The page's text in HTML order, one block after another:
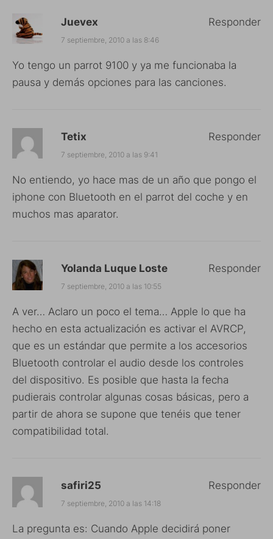
Juevex
7 septiembre, 2010 a las 8:46
Yo tengo un parrot 9100 y ya me funcionaba la
pausa y demás opciones para las canciones.
Responder
Tetix
7 septiembre, 2010 a las 9:41
No entiendo, yo hace mas de un año que pongo el
iphone con Bluetooth en el parrot del coche y en
muchos mas aparator.
Responder
Yolanda Luque Loste
7 septiembre, 2010 a las 10:55
A ver… Aclaro un poco el tema… Apple lo que ha
hecho en esta actualización es activar el AVRCP,
que es un estándar que permite a los accesorios
Bluetooth controlar el audio desde los controles
del dispositivo. Es posible que hasta la fecha
pudierais controlar algunas cosas básicas, pero a
partir de ahora se supone que tenéis que tener
compatibilidad total.
Responder
safiri25
7 septiembre, 2010 a las 14:18
La pregunta es: Cuando Apple decidirá poner
Responder